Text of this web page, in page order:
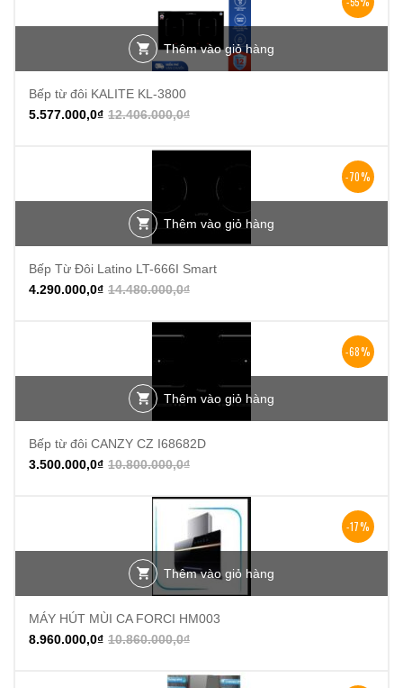
Thêm vào giỏ hàng
Bếp từ đôi KALITE KL-3800
12.406.000,0₫
5.577.000,0₫
-70%
Thêm vào giỏ hàng
Bếp Từ Đôi Latino LT-666I Smart
14.480.000,0₫
4.290.000,0₫
-68%
Thêm vào giỏ hàng
Bếp từ đôi CANZY CZ I68682D
10.800.000,0₫
3.500.000,0₫
-17%
Thêm vào giỏ hàng
MÁY HÚT MÙI CA FORCI HM003
10.860.000,0₫
8.960.000,0₫